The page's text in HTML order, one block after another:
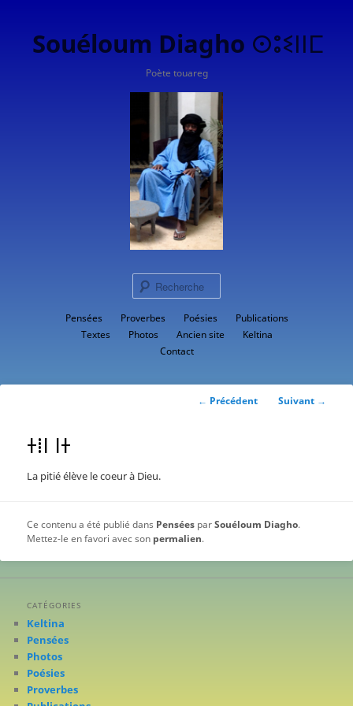
Souéloum Diagho ⵙⵓⵉⵏⵏⵎ
Poète touareg
Aller
au
contenu
Pensées Proverbes Poésies
Publications
Textes
Photos Ancien site
Keltina
Contact
Navigation
← Précédent Suivant →
ⵜⵂⵏ ⵏⵜ
La pitié élève le coeur à Dieu.
Ce contenu a été publié dans Pensées parSouéloum Diagho.
Mettez-le en favori avec son permalien.
CATÉGORIES
Keltina
Pensées
Photos
Poésies
Proverbes